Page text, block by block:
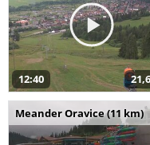
12:40
Meander Oravice (11 km)